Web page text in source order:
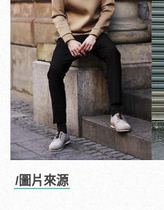
/圖片來源